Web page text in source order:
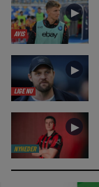
AVIS
►
LIGE NU
►
NYHEDER
►